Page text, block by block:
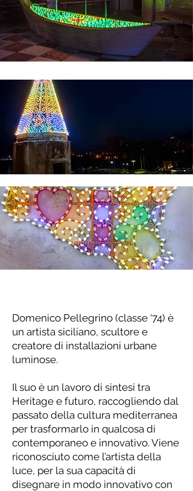
Domenico Pellegrino (classe ‘74) è
un artista siciliano, scultore e
creatore di installazioni urbane
luminose.
Il suo è un lavoro di sintesi tra
Heritage e futuro, raccogliendo dal
passato della cultura mediterranea
per trasformarlo in qualcosa di
contemporaneo e innovativo. Viene
riconosciuto come l’artista della
luce, per la sua capacità di
disegnare in modo innovativo con